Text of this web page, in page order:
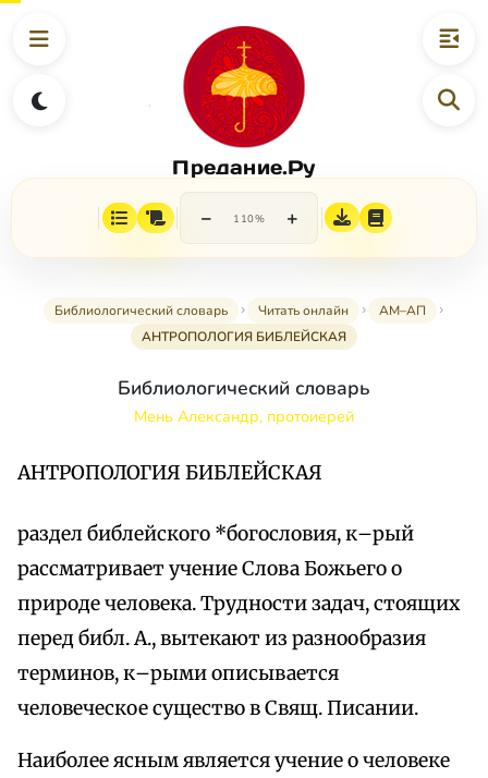
Предание.Ру
− 110% +
Библиологический словарь Читать онлайн
АМ–АП
АНТРОПОЛОГИЯ БИБЛЕЙСКАЯ
Библиологический словарь
Мень Александр, протоиерей
АНТРОПОЛОГИЯ БИБЛЕЙСКАЯ
раздел библейского *богословия, к–рый
рассматривает учение Слова Божьего о
природе человека. Трудности задач, стоящих
перед библ. А., вытекают из разнообразия
терминов, к–рыми описывается
человеческое существо в Свящ. Писании.
Наиболее ясным является учение о человеке